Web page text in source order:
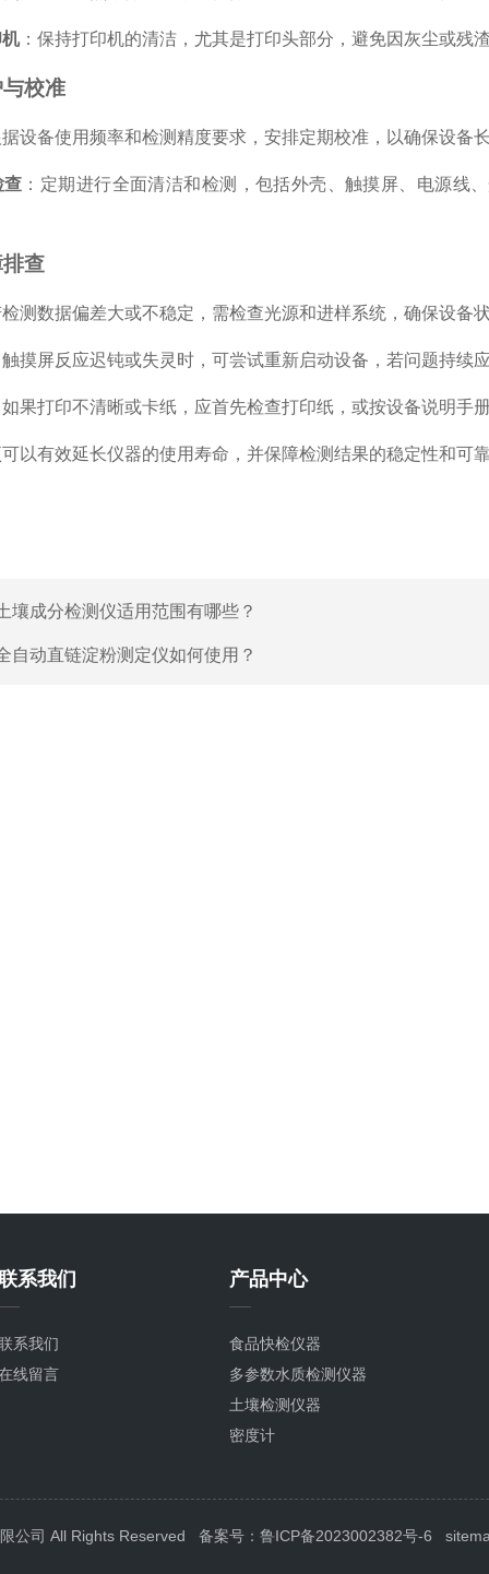
：保持打印机的清洁，尤其是打印头部分，避免因灰尘或残
校准
设备使用频率和检测精度要求，安排定期校准，以确保设备
查 ：定期进行全面清洁和检测，包括外壳、触摸屏、电源线
查
测数据偏差大或不稳定，需检查光源和进样系统，确保设备
摸屏反应迟钝或失灵时，可尝试重新启动设备，若问题持续
果打印不清晰或卡纸，应首先检查打印纸，或按设备说明手
以有效延长仪器的使用寿命，并保障检测结果的稳定性和可
壤成分检测仪适用范围有哪些？
自动直链淀粉测定仪如何使用？
系我们
系我们
线留言
产品中心
食品快检仪器
多参数水质检测仪器
土壤检测仪器
密度计
植物生理检测仪器
分子生物检测仪器
公司 All Rights Reserved 备案号：鲁ICP备2023002382号-6